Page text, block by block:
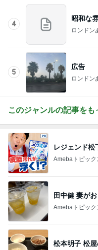
このジャンルの記事をも
Amebaトピック
Amebaトピック
松本明子 松
Amebaトピック
寝る時はソフ